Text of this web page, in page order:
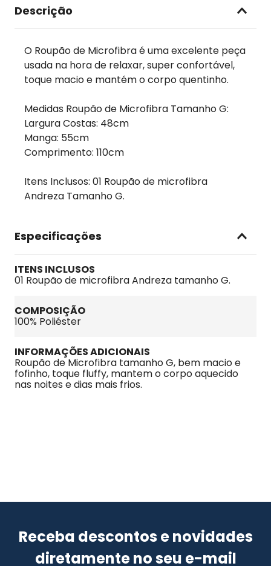
Descrição
O Roupão de Microfibra é uma excelente peça
usada na hora de relaxar, super confortável,
toque macio e mantém o corpo quentinho.
Medidas Roupão de Microfibra Tamanho G:
Largura Costas: 48cm
Manga: 55cm
Comprimento: 110cm
Itens Inclusos: 01 Roupão de microfibra
Andreza Tamanho G.
Especificações
ITENS INCLUSOS
01 Roupão de microfibra Andreza tamanho G.
COMPOSIÇÃO
100% Poliéster
INFORMAÇÕES ADICIONAIS
Roupão de Microfibra tamanho G, bem macio e
fofinho, toque fluffy, mantem o corpo aquecido
nas noites e dias mais frios.
Receba descontos e novidades
diretamente no seu e-mail